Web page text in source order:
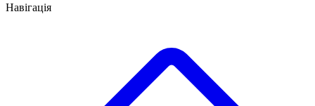
Навігація